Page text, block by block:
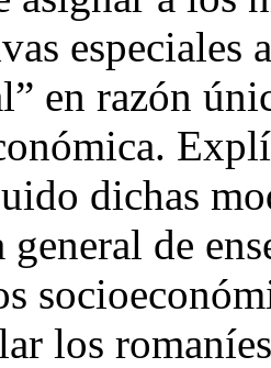
especiales
en razón
dichas
general de
los